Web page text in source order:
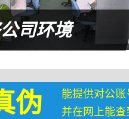
司环境
伪
能提供对公
并在网上能